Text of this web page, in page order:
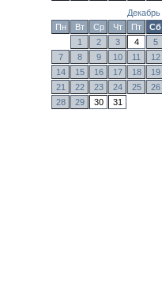
Пн
Вт Ср Чт Пт Сб
1
2 3 4 5
7
8 9 10 11 12
14
15 16 17 18 19
21
22 23 24 25 26
28
29 30 31